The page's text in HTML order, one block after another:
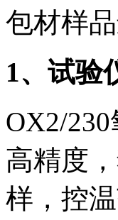
包材样
1、试验
OX2/
高精度
样，控